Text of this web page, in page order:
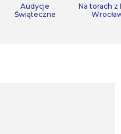
Audycje
Świąteczne
Na torach z